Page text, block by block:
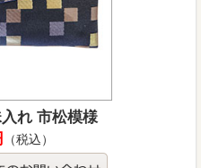
れ 市松模様
（税込）